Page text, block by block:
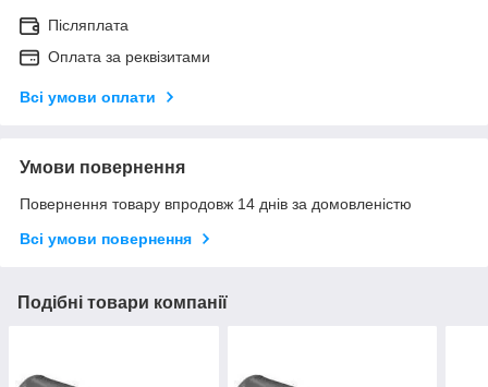
Післяплата
Оплата за реквізитами
Всі умови оплати
Умови повернення
Повернення товару впродовж 14 днів за домовленістю
Всі умови повернення
Подібні товари компанії